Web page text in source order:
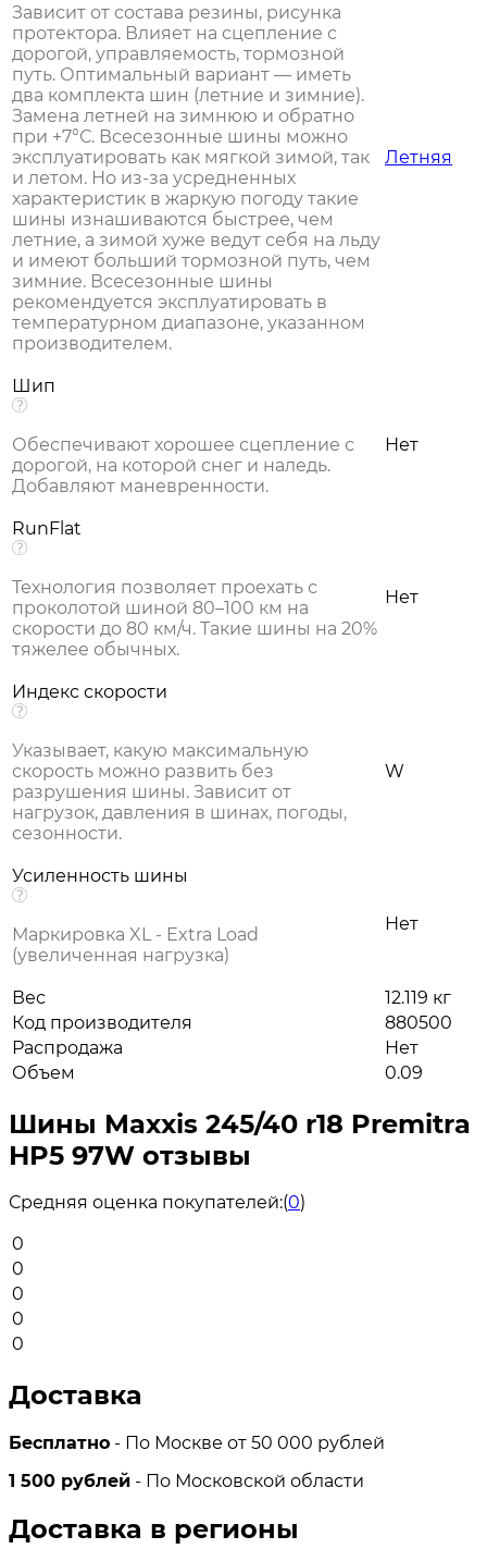
Зависит от состава резины, рисунка
протектора. Влияет на сцепление с
дорогой, управляемость, тормозной
путь. Оптимальный вариант — иметь
два комплекта шин (летние и зимние).
Замена летней на зимнюю и обратно
при +7°С. Всесезонные шины можно
эксплуатировать как мягкой зимой, так
и летом. Но из-за усредненных
характеристик в жаркую погоду такие
шины изнашиваются быстрее, чем
летние, а зимой хуже ведут себя на льду
и имеют больший тормозной путь, чем
зимние. Всесезонные шины
рекомендуется эксплуатировать в
температурном диапазоне, указанном
производителем.
Летняя
Шип
Обеспечивают хорошее сцепление с
дорогой, на которой снег и наледь.
Добавляют маневренности.
Нет
RunFlat
Технология позволяет проехать с
проколотой шиной 80–100 км на
скорости до 80 км/ч. Такие шины на 20%
тяжелее обычных.
Нет
Индекс скорости
Указывает, какую максимальную
скорость можно развить без
разрушения шины. Зависит от
нагрузок, давления в шинах, погоды,
сезонности.
W
Усиленность шины
Маркировка XL - Extra Load
(увеличенная нагрузка)
Нет
Вес
12.119 кг
Код производителя
880500
Распродажа
Нет
Объем
0.09
Шины Maxxis 245/40 r18 Premitra
HP5 97W отзывы
Средняя оценка покупателей:(0)
0
0
0
0
0
Доставка
Бесплатно - По Москве от 50 000 рублей
1 500 рублей - По Московской области
Доставка в регионы